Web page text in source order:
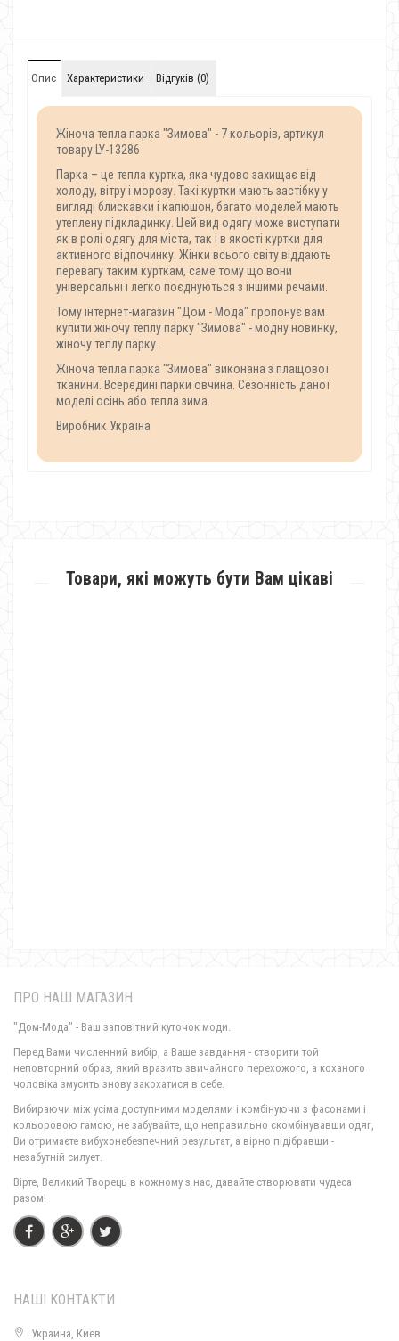
Опис Характеристики Відгуків (0)
Жіноча тепла парка "Зимова" - 7 кольорів, артикул
товару LY-13286
Парка – це тепла куртка, яка чудово захищає від
холоду, вітру і морозу. Такі куртки мають застібку у
вигляді блискавки і капюшон, багато моделей мають
утеплену підкладинку. Цей вид одягу може виступати
як в ролі одягу для міста, так і в якості куртки для
активного відпочинку. Жінки всього світу віддають
перевагу таким курткам, саме тому що вони
універсальні і легко поєднуються з іншими речами.
Тому інтернет-магазин "Дом - Мода" пропонує вам
купити жіночу теплу парку "Зимова" - модну новинку,
жіночу теплу парку.
Жіноча тепла парка "Зимова" виконана з плащової
тканини. Всередині парки овчина. Сезонність даної
моделі осінь або тепла зима.
Виробник Україна
Товари, які можуть бути Вам цікаві
800.00грн.
ПРО НАШ МАГАЗИН
"Дом-Мода" - Ваш заповітний куточок моди.
Перед Вами численний вибір, а Ваше завдання - створити той
неповторний образ, який вразить звичайного перехожого, а коханого
чоловіка змусить знову закохатися в себе.
Вибираючи між усіма доступними моделями і комбінуючи з фасонами і
кольоровою гамою, не забувайте, що неправильно скомбінувавши одяг,
Ви отримаєте вибухонебезпечний результат, а вірно підібравши -
незабутній силует.
Вірте, Великий Творець в кожному з нас, давайте створювати чудеса
разом!
НАШІ КОНТАКТИ
Украина, Киев